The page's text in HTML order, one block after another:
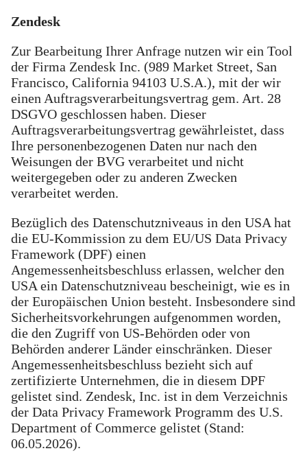
Zendesk
Zur Bearbeitung Ihrer Anfrage nutzen wir ein Tool
der Firma Zendesk Inc. (989 Market Street, San
Francisco, California 94103 U.S.A.), mit der wir
einen Auftragsverarbeitungsvertrag gem. Art. 28
DSGVO geschlossen haben. Dieser
Auftragsverarbeitungsvertrag gewährleistet, dass
Ihre personenbezogenen Daten nur nach den
Weisungen der BVG verarbeitet und nicht
weitergegeben oder zu anderen Zwecken
verarbeitet werden.
Bezüglich des Datenschutzniveaus in den USA hat
die EU-Kommission zu dem EU/US Data Privacy
Framework (DPF) einen
Angemessenheitsbeschluss erlassen, welcher den
USA ein Datenschutzniveau bescheinigt, wie es in
der Europäischen Union besteht. Insbesondere sind
Sicherheitsvorkehrungen aufgenommen worden,
die den Zugriff von US-Behörden oder von
Behörden anderer Länder einschränken. Dieser
Angemessenheitsbeschluss bezieht sich auf
zertifizierte Unternehmen, die in diesem DPF
gelistet sind. Zendesk, Inc. ist in dem Verzeichnis
der Data Privacy Framework Programm des U.S.
Department of Commerce gelistet (Stand:
06.05.2026).